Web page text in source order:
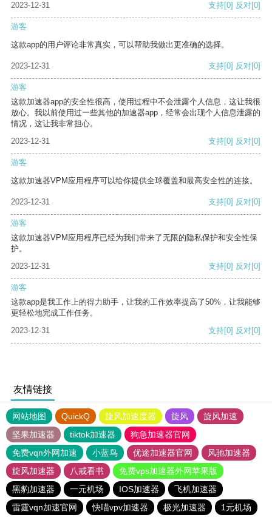
2023-12-31 支持[0] 反对[0]
游客
这款app的用户评论非常真实，可以帮助我做出更准确的选择。
2023-12-31 支持[0] 反对[0]
游客
这款加速器app的安全性很高，使用过程中不会泄露个人信息，这让我很
放心。我以前使用过一些其他的加速器app，经常会出现个人信息泄露的
情况，这让我非常担心。
2023-12-31
支持[0] 反对[0]
游客
这款加速器VPM应用程序可以给你提供全球覆盖和最高安全性的连接。
2023-12-31 支持[0] 反对[0]
游客
这款加速器VPM应用程序已经为我们带来了无限的隐私保护和安全性保
护。
2023-12-31
支持[0] 反对[0]
游客
这款app是我工作上的得力助手，让我的工作效率提高了50%，让我能够
更轻松地完成工作任务。
2023-12-31
支持[0] 反对[0]
友情链接
网站地图 QuickQ 旋风加速度器 旋风
旋风加速
坚果加速器
tiktok加速器
狗急加速器官网
免费vqn外网加速
小蓝鸟 优途加速器官网
风驰加速器
旋风加速器
八戒看书
免费vps加速器外网苹果版
黑豹加速器
一元机场 IOS加速器
飞机加速器
雷霆vqn加速官网
快喵vpv加速器 极光加速器 1元机场